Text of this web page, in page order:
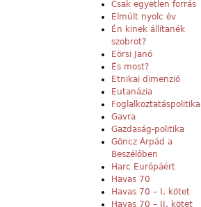
Csak egyetlen forrás
Elmúlt nyolc év
Én kinek állítanék
szobrot?
Eörsi Janó
És most?
Etnikai dimenzió
Eutanázia
Foglalkoztatáspolitika
Gavra
Gazdaság-politika
Göncz Árpád a
Beszélőben
Harc Európáért
Havas 70
Havas 70 – I. kötet
Havas 70 – II. kötet